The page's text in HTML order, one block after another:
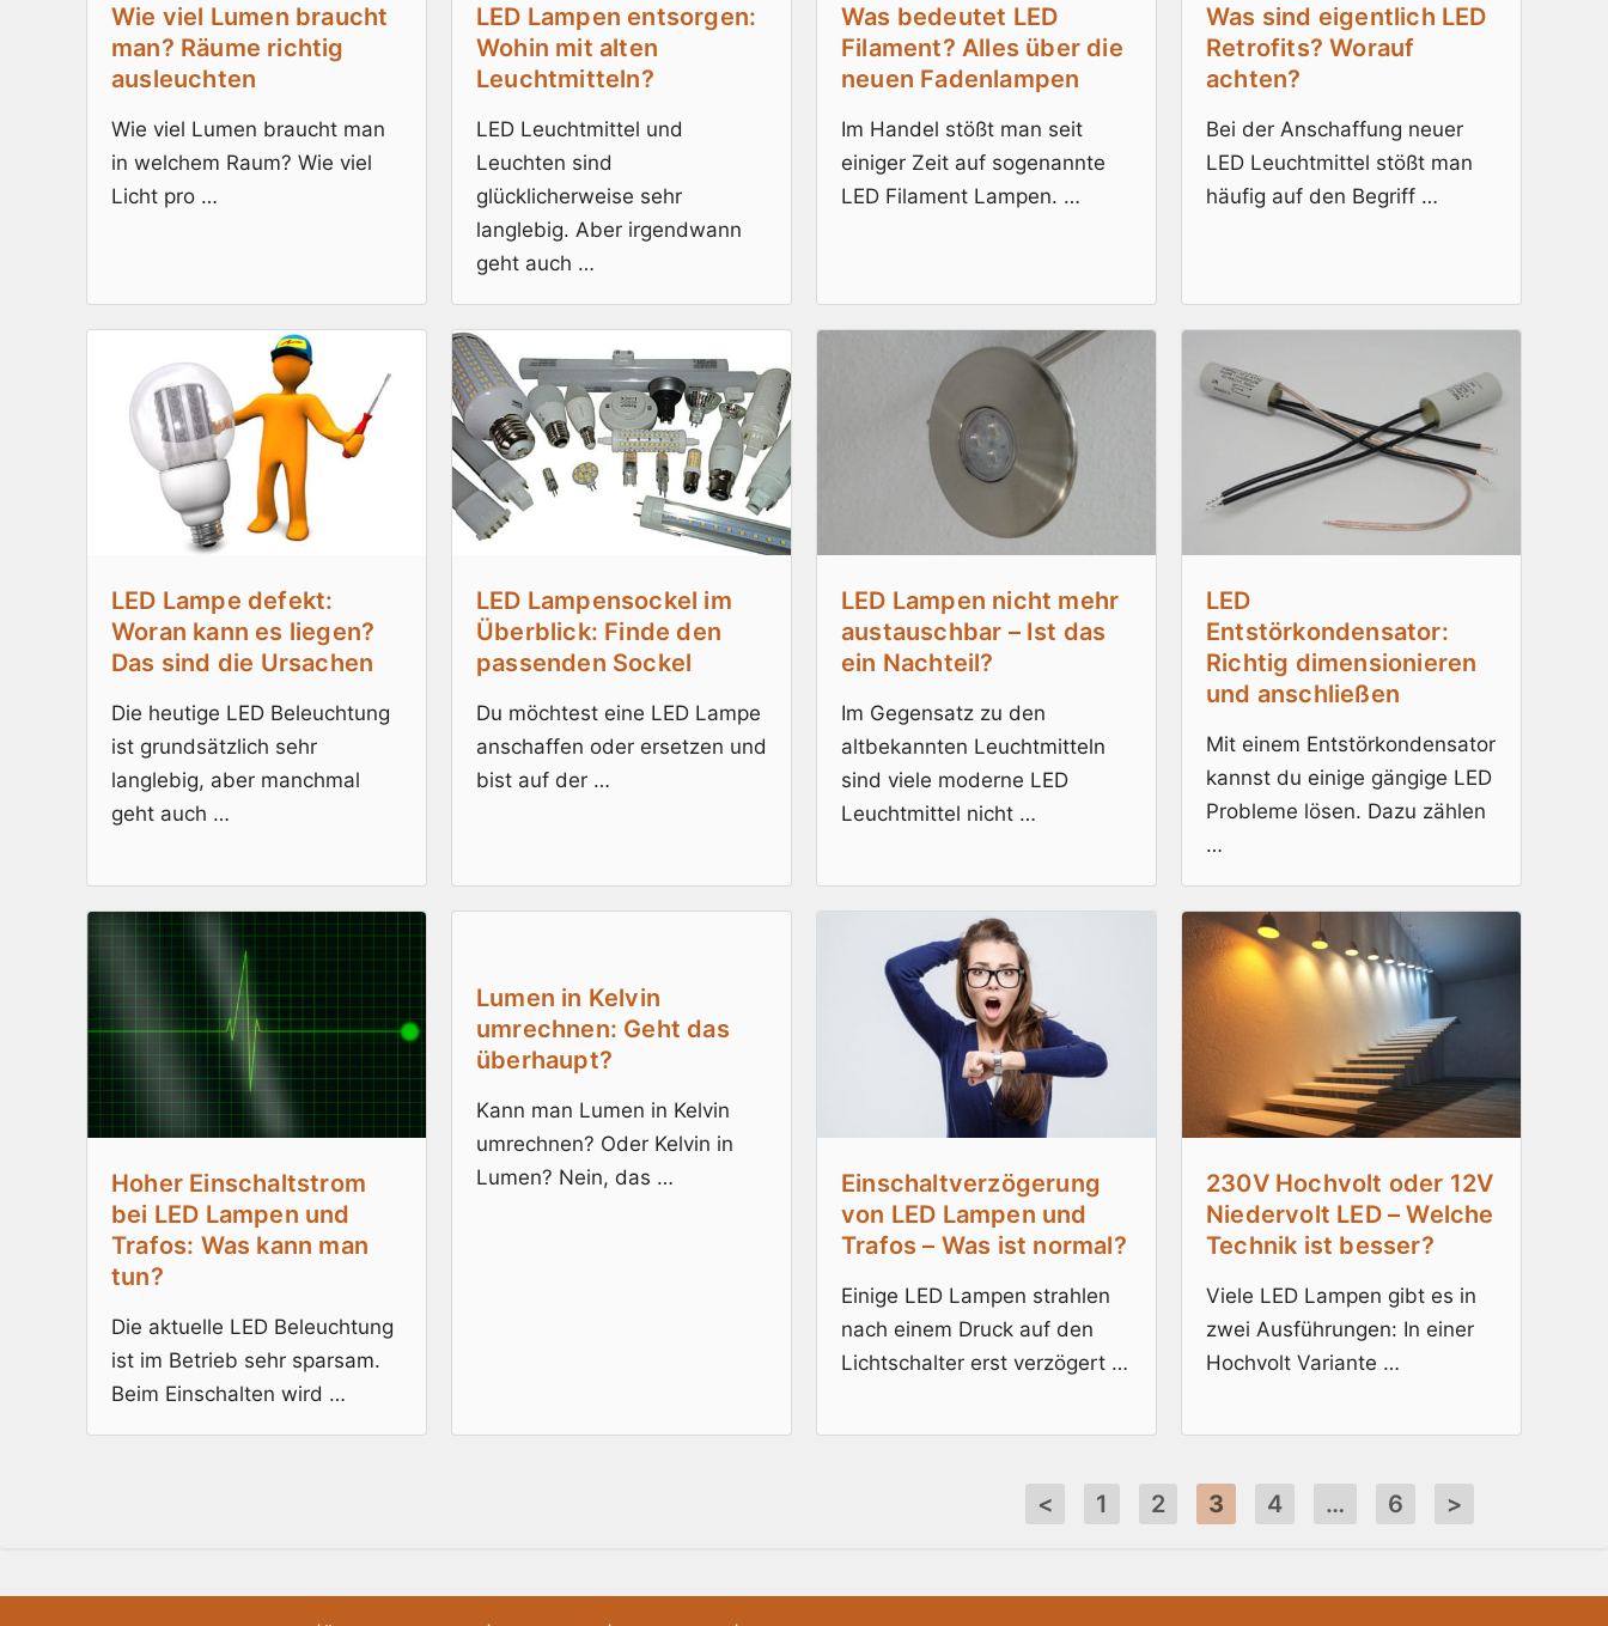
Wie viel Lumen braucht
man? Räume richtig
ausleuchten
Wie viel Lumen braucht man
in welchem Raum? Wie viel
Licht pro …
LED Lampen entsorgen:
Wohin mit alten
Leuchtmitteln?
LED Leuchtmittel und
Leuchten sind
glücklicherweise sehr
langlebig. Aber irgendwann
geht auch …
Was bedeutet LED
Filament? Alles über die
neuen Fadenlampen
Im Handel stößt man seit
einiger Zeit auf sogenannte
LED Filament Lampen. …
Was sind eigentlich LED
Retrofits? Worauf
achten?
Bei der Anschaffung neuer
LED Leuchtmittel stößt man
häufig auf den Begriff …
LED Lampe defekt:
Woran kann es liegen?
Das sind die Ursachen
Die heutige LED Beleuchtung
ist grundsätzlich sehr
langlebig, aber manchmal
geht auch …
LED Lampensockel im
Überblick: Finde den
passenden Sockel
Du möchtest eine LED Lampe
anschaffen oder ersetzen und
bist auf der …
LED Lampen nicht mehr
austauschbar – Ist das
ein Nachteil?
Im Gegensatz zu den
altbekannten Leuchtmitteln
sind viele moderne LED
Leuchtmittel nicht …
LED
Entstörkondensator:
Richtig dimensionieren
und anschließen
Mit einem Entstörkondensator
kannst du einige gängige LED
Probleme lösen. Dazu zählen
…
Hoher Einschaltstrom
bei LED Lampen und
Trafos: Was kann man
tun?
Die aktuelle LED Beleuchtung
ist im Betrieb sehr sparsam.
Beim Einschalten wird …
Lumen in Kelvin
umrechnen: Geht das
überhaupt?
Kann man Lumen in Kelvin
umrechnen? Oder Kelvin in
Lumen? Nein, das …
Einschaltverzögerung
von LED Lampen und
Trafos – Was ist normal?
Einige LED Lampen strahlen
nach einem Druck auf den
Lichtschalter erst verzögert …
230V Hochvolt oder 12V
Niedervolt LED – Welche
Technik ist besser?
Viele LED Lampen gibt es in
zwei Ausführungen: In einer
Hochvolt Variante …
< 1 2 3 4 … 6 >